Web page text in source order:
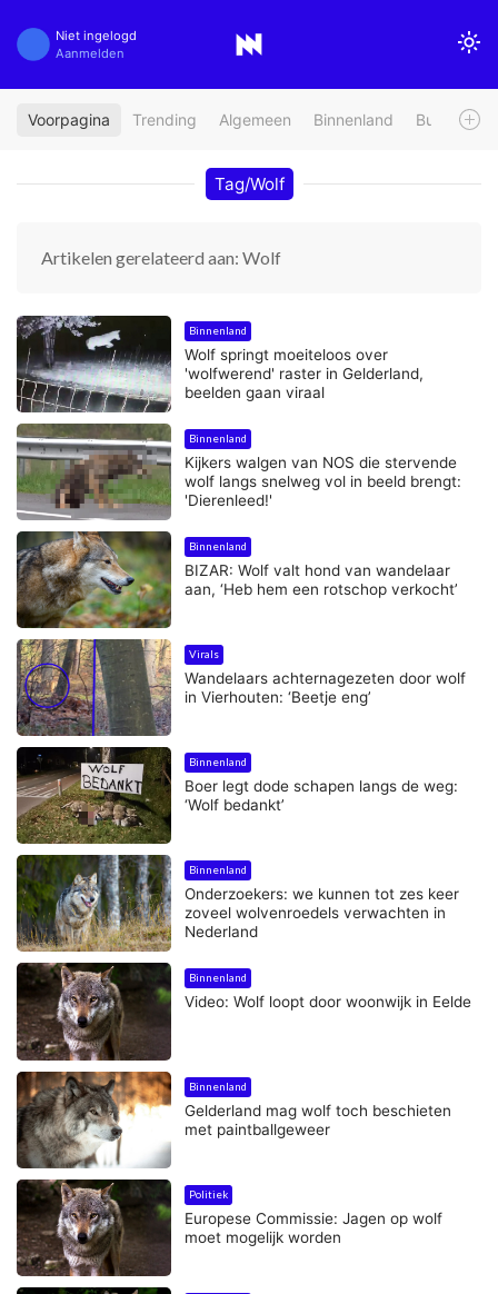
Niet ingelogd
Aanmelden
Voorpagina Trending Algemeen Binnenland Buitenland
Tag/Wolf
Artikelen gerelateerd aan: Wolf
Binnenland
Wolf springt moeiteloos over
'wolfwerend' raster in Gelderland,
beelden gaan viraal
Binnenland
Kijkers walgen van NOS die stervende
wolf langs snelweg vol in beeld brengt:
'Dierenleed!'
Binnenland
BIZAR: Wolf valt hond van wandelaar
aan, ‘Heb hem een rotschop verkocht’
Virals
Wandelaars achternagezeten door wolf
in Vierhouten: ‘Beetje eng’
Binnenland
Boer legt dode schapen langs de weg:
‘Wolf bedankt’
Binnenland
Onderzoekers: we kunnen tot zes keer
zoveel wolvenroedels verwachten in
Nederland
Binnenland
Video: Wolf loopt door woonwijk in Eelde
Binnenland
Gelderland mag wolf toch beschieten
met paintballgeweer
Politiek
Europese Commissie: Jagen op wolf
moet mogelijk worden